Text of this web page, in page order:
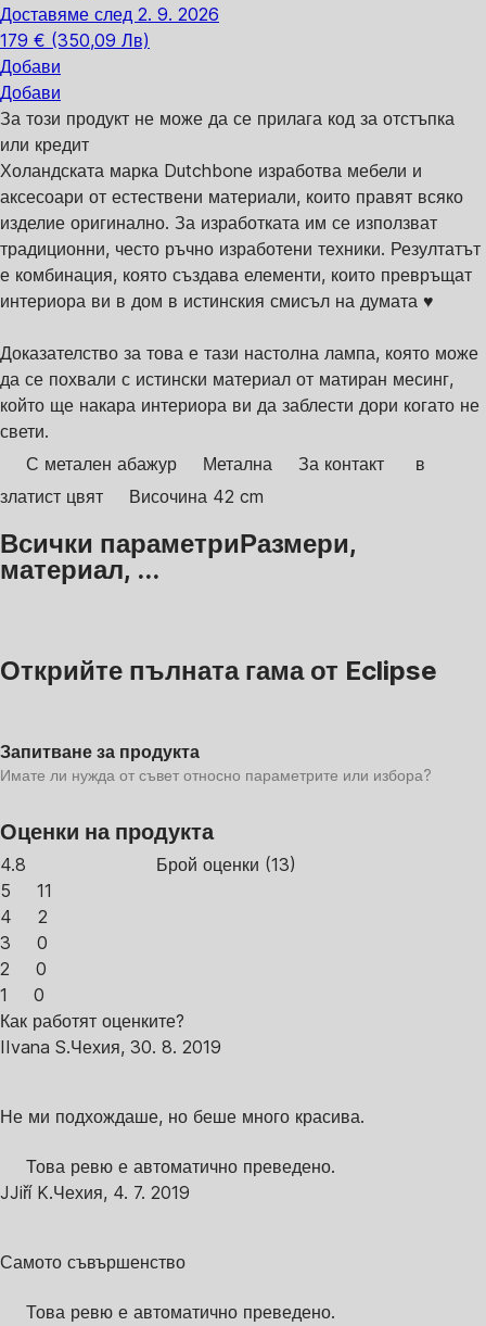
Доставяме след 2. 9. 2026
179 € (350,09 Лв)
Добави
Добави
За този продукт не може да се прилага код за отстъпка
или кредит
Холандската марка Dutchbone изработва мебели и
аксесоари от естествени материали, които правят всяко
изделие оригинално. За изработката им се използват
традиционни, често ръчно изработени техники. Резултатът
е комбинация, която създава елементи, които превръщат
интериора ви в дом в истинския смисъл на думата ♥
Доказателство за това е тази настолна лампа, която може
да се похвали с истински материал от матиран месинг,
който ще накара интериора ви да заблести дори когато не
свети.
С метален абажур
Метална За контакт
в
златист цвят
Височина 42 cm
Всички параметриРазмери,
материал, ...
Открийте пълната гама от Eclipse
Запитване за продукта
Имате ли нужда от съвет относно параметрите или избора?
Оценки на продукта
4.8 Брой оценки (13)
5
11
4
2
3
0
2
0
1
0
Как работят оценките?
IIvana S.Чехия, 30. 8. 2019
Не ми подхождаше, но беше много красива.
Това ревю е автоматично преведено.
JJiří K.Чехия, 4. 7. 2019
Самото съвършенство
Това ревю е автоматично преведено.